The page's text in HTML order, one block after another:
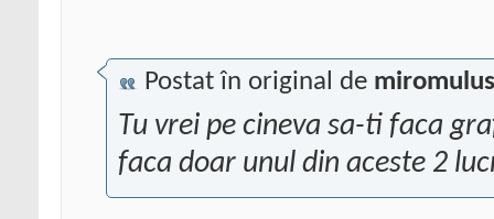
Postat în original de miromulus
Tu vrei pe cineva sa-ti faca
faca doar unul din aceste 2